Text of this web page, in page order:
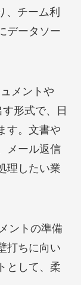
、チーム利
データソー
メントや
形式で、日
す。文書や
メール返信
理したい業
ントの準備
打ちに向い
として、柔